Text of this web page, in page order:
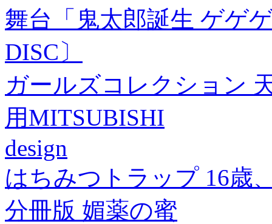
舞台「鬼太郎誕生 ゲゲ
DISC〕
ガールズコレクション
用MITSUBISHI
design
はちみつトラップ 16歳
分冊版 媚薬の蜜